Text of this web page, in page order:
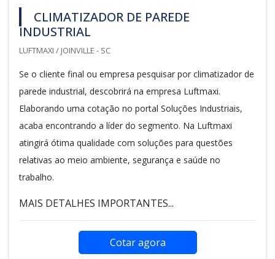
CLIMATIZADOR DE PAREDE
INDUSTRIAL
LUFTMAXI / JOINVILLE - SC
Se o cliente final ou empresa pesquisar por climatizador de
parede industrial, descobrirá na empresa Luftmaxi.
Elaborando uma cotação no portal Soluções Industriais,
acaba encontrando a líder do segmento. Na Luftmaxi
atingirá ótima qualidade com soluções para questões
relativas ao meio ambiente, segurança e saúde no
trabalho.
MAIS DETALHES IMPORTANTES...
Cotar agora